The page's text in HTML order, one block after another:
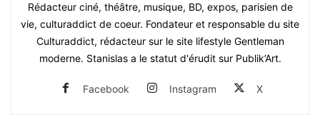
Rédacteur ciné, théâtre, musique, BD, expos, parisien de
vie, culturaddict de coeur. Fondateur et responsable du site
Culturaddict, rédacteur sur le site lifestyle Gentleman
moderne. Stanislas a le statut d'érudit sur Publik’Art.
Facebook Instagram X